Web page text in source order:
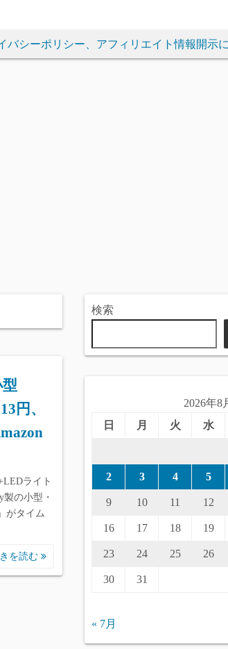
バシーポリシー、アフィリエイト情報開示
円、
ライト
製の小型・
がタイム
を読む
検索
2026年8
日
月 火 水
2 3 4 5
9 10 11 12
16 17 18 19
23 24 25 26
30 31
« 7月